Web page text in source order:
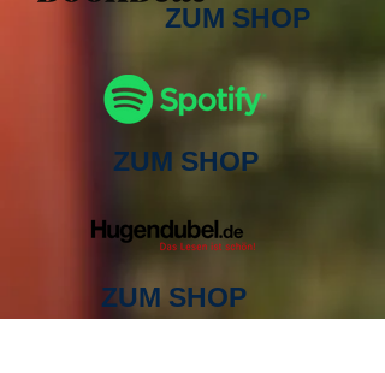
ZUM SHOP
ZUM SHOP
ZUM SHOP